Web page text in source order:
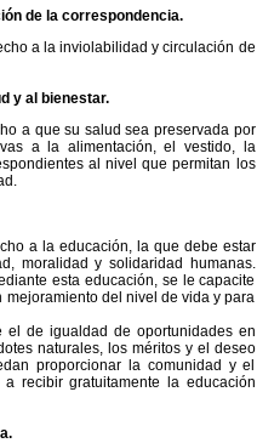
de la correspondencia.
a la inviolabilidad y circulación de
y al bienestar.
a que su salud sea preservada por
a la alimentación, el vestido, la
al nivel que permitan los
a la educación, la que debe estar
moralidad y solidaridad humanas.
esta educación, se le capacite
del nivel de vida y para
el de igualdad de oportunidades en
naturales, los méritos y el deseo
proporcionar la comunidad y el
recibir gratuitamente la educación